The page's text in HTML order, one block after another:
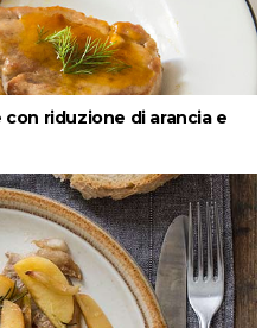
riduzione di arancia e